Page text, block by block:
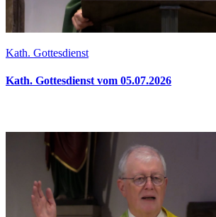
Kath. Gottesdienst
Kath. Gottesdienst vom 05.07.2026